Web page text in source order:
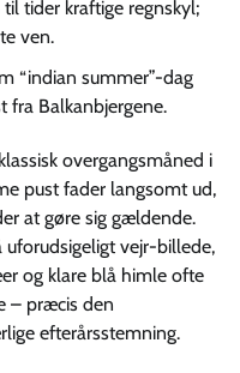
til tider kraftige regnskyl;
ven.
“indian summer”-dag
fra Balkanbjergene.
overgangsmåned i
pust fader langsomt ud,
at gøre sig gældende.
uforudsigeligt vejr-billede,
og klare blå himle ofte
– præcis den
efterårsstemning.